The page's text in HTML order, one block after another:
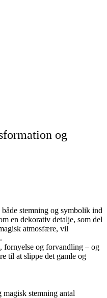
og
stemning og symbolik ind
en dekorativ detalje, som del
atmosfære, vil
fornyelse og forvandling – og
til at slippe det gamle og
magisk stemning antal